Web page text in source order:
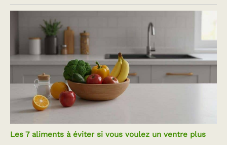
Les 7 aliments à éviter si vous voulez un ventre plus